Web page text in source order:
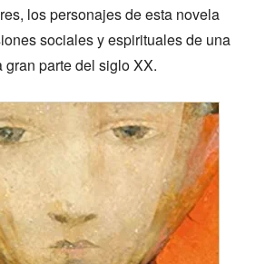
los personajes de esta novela
sociales y espirituales de una
parte del siglo XX.